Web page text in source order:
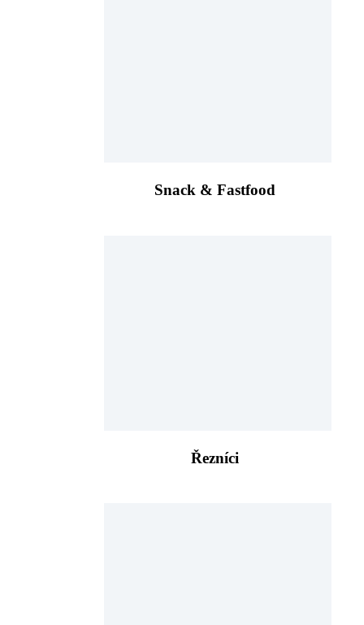
Snack & Fastfood
Řezníci